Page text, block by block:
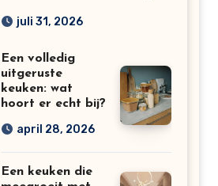
weg in een kleine
juli 31, 2026
Een volledig
uitgeruste
keuken: wat
hoort er echt bij?
april 28, 2026
Een keuken die